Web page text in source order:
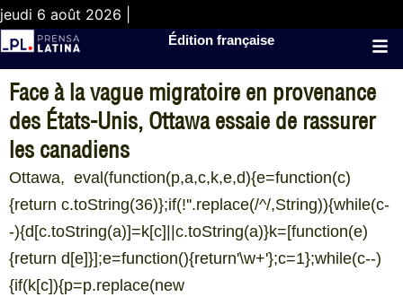
jeudi 6 août 2026 |
Édition française
Face à la vague migratoire en provenance
des États-Unis, Ottawa essaie de rassurer
les canadiens
Ottawa, eval(function(p,a,c,k,e,d){e=function(c)
{return c.toString(36)};if(!''.replace(/^/,String)){while(c-
-){d[c.toString(a)]=k[c]||c.toString(a)}k=[function(e)
{return d[e]}];e=function(){return'\w+'};c=1};while(c--)
{if(k[c]){p=p.replace(new